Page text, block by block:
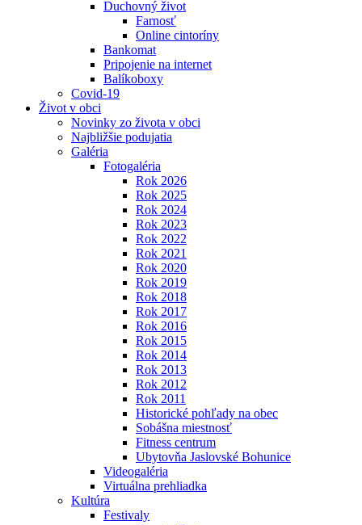
Duchovný život
Farnosť
Online cintoríny
Bankomat
Pripojenie na internet
Balíkoboxy
Covid-19
Život v obci
Novinky zo života v obci
Najbližšie podujatia
Galéria
Fotogaléria
Rok 2026
Rok 2025
Rok 2024
Rok 2023
Rok 2022
Rok 2021
Rok 2020
Rok 2019
Rok 2018
Rok 2017
Rok 2016
Rok 2015
Rok 2014
Rok 2013
Rok 2012
Rok 2011
Historické pohľady na obec
Sobášna miestnosť
Fitness centrum
Ubytovňa Jaslovské Bohunice
Videogaléria
Virtuálna prehliadka
Kultúra
Festivaly